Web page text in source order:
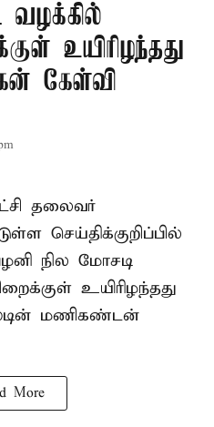
வழக்கில்
உயிரிழந்தது
கேள்வி
தலைவர்
செய்திக்குறிப்பில்
நில மோசடி
உயிரிழந்தது
மணிகண்டன்
More